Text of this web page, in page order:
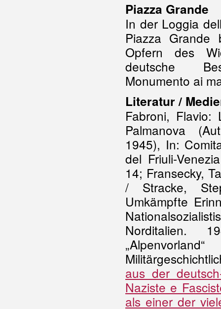
Piazza Grande
In der Loggia
Piazza
Opfern des
deutsche
Monumento ai
Literatur /
Fabroni, Flavio:
Palmanova
1945), In:
del Friuli-
14; Fransecky,
/ Stracke,
Umkämpfte
Norditalien.
aus der
Naziste e
als einer der